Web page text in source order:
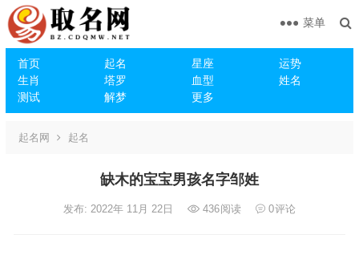
首页 起名 星座
运势
生肖
塔罗 血型
姓名
测试
解梦 更多
菜单
起名网 起名
缺木的宝宝男孩名字邹姓
发布: 2022年 11月 22日 436阅读 0评论